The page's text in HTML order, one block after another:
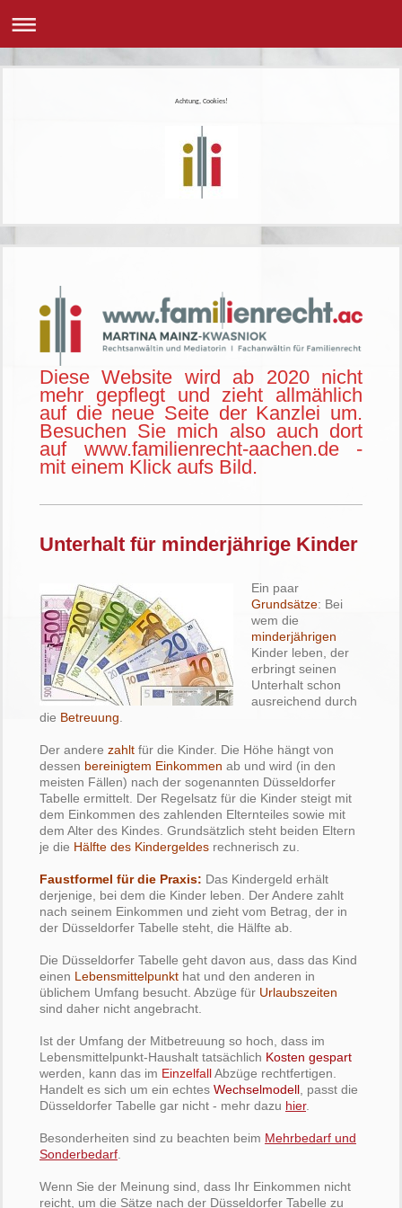
Achtung, Cookies!
Diese Website wird ab 2020 nicht
mehr gepflegt und zieht allmählich
auf die neue Seite der Kanzlei um.
Besuchen Sie mich also auch dort
auf www.familienrecht-aachen.de -
mit einem Klick aufs Bild.
Unterhalt für minderjährige Kinder
Ein paar
Grundsätze: Bei
wem die
minderjährigen
Kinder leben, der
erbringt seinen
Unterhalt schon
ausreichend durch
die Betreuung
Der andere zahlt für die Kinder. Die Höhe hängt von
dessen bereinigtem Einkommen ab und wird (in den
meisten Fällen) nach der sogenannten Düsseldorfer
Tabelle ermittelt. Der Regelsatz für die Kinder steigt mit
dem Einkommen des zahlenden Elternteiles sowie mit
dem Alter des Kindes. Grundsätzlich steht beiden Eltern
je die Hälfte des Kindergeldes rechnerisch zu.
Faustformel für die Praxis: Das Kindergeld erhält
derjenige, bei dem die Kinder leben. Der Andere zahlt
nach seinem Einkommen und zieht vom Betrag, der in
der Düsseldorfer Tabelle steht, die Hälfte ab.
Die Düsseldorfer Tabelle geht davon aus, dass das Kind
einen Lebensmittelpunkt hat und den anderen in
üblichem Umfang besucht. Abzüge für Urlaubszeiten
sind daher nicht angebracht.
Ist der Umfang der Mitbetreuung so hoch, dass im
Lebensmittelpunkt-Haushalt tatsächlich Kosten gespart
werden, kann das im EinzelfallAbzüge rechtfertigen.
Handelt es sich um ein echtes Wechselmodell , passt die
Düsseldorfer Tabelle gar nicht - mehr dazu hier.
Besonderheiten sind zu beachten beim Mehrbedarf und
Sonderbedarf
Wenn Sie der Meinung sind, dass Ihr Einkommen nicht
reicht, um die Sätze nach der Düsseldorfer Tabelle zu